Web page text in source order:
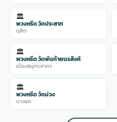
🏛️
พวงหรีด วัดประสาท
ดุสิต
🏛️
พวงหรีด วัดพันท้ายนรสิงห์
เมืองสมุทรสาคร
🏛️
พวงหรีด วัดม่วง
บางแค